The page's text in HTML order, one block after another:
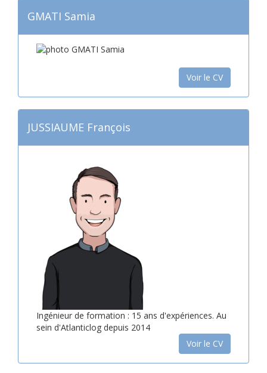
GMATI Samia
Voir le CV
JUSSIAUME François
Ingénieur de formation : 15 ans d'expériences. Au
sein d'Atlanticlog depuis 2014
Voir le CV